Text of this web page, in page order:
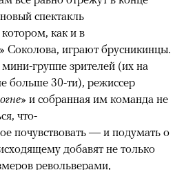
спектакль
как и в
​ Соколова, играют брусникинцы.
группе зрителей (их на
больше 30-ти), режиссер
и собранная им команда не
что-
почувствовать — и подумать о
добавят не только
револьверами,